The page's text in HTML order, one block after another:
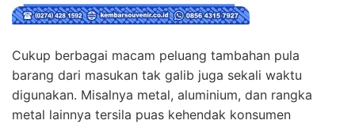
Cukup berbagai macam peluang tambahan pula
barang dari masukan tak galib juga sekali waktu
digunakan. Misalnya metal, aluminium, dan rangka
metal lainnya tersila puas kehendak konsumen